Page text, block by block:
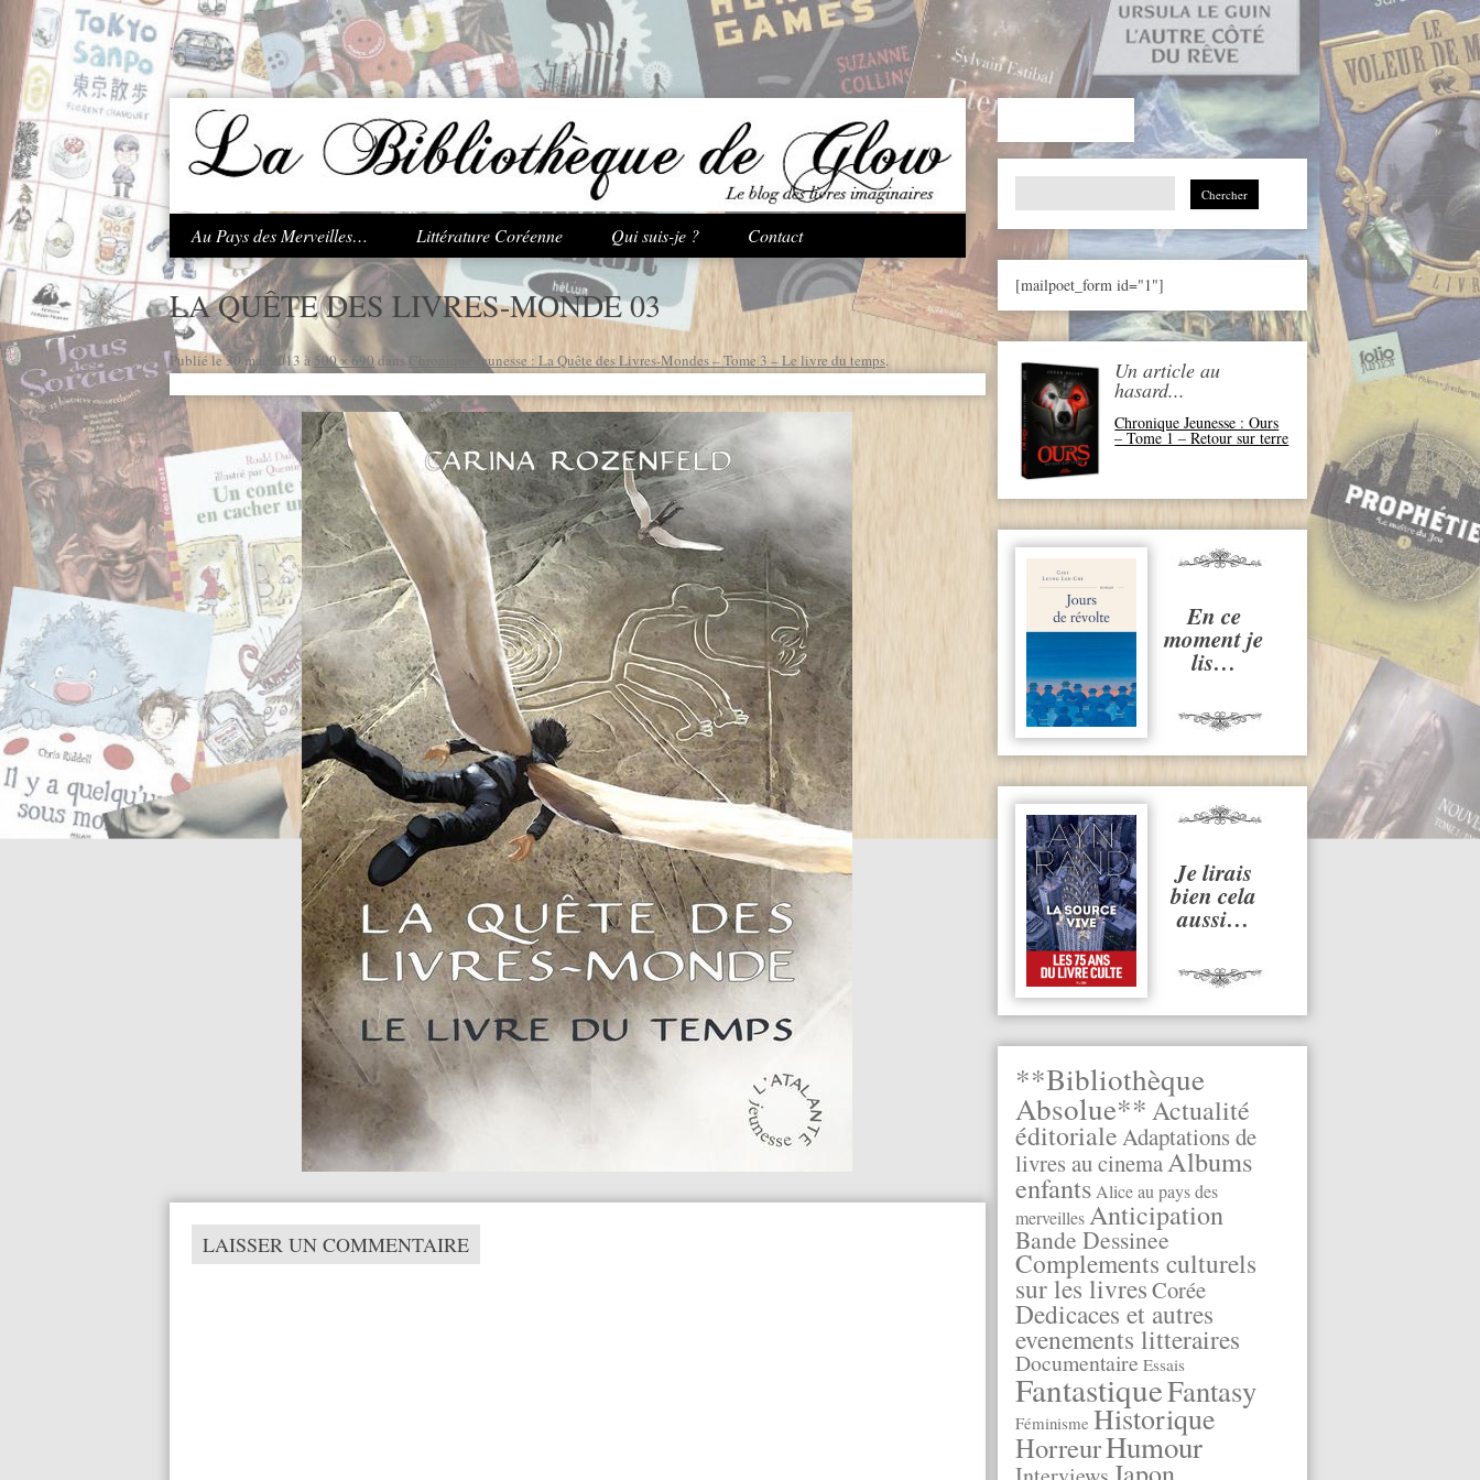
.
Aller au contenu principal
Au Pays des Merveilles… Littérature Coréenne Qui suis-je ? Contact
Search
[mailpoet_form id="1"]
Un article au
hasard...
Chronique Jeunesse : Ours
– Tome 1 – Retour sur terre
En ce
moment je
lis…
Je lirais
bien cela
aussi…
**Bibliothèque
Absolue**Actualité
éditorialeAdaptations de
livres au cinemaAlbums
enfantsAlice au pays des
merveillesAnticipation
Bande Dessinee
Complements culturels
sur les livresCorée
Dedicaces et autres
evenements litteraires
Documentaire Essais
FantastiqueFantasy
Féminisme Historique
HorreurHumour
LA QUÊTE DES LIVRES-MONDE 03
Publié le30 mai 2013 à 500 × 690dans Chronique Jeunesse : La Quête des Livres-Mondes – Tome 3 – Le livre du temps.
LAISSER UN COMMENTAIRE